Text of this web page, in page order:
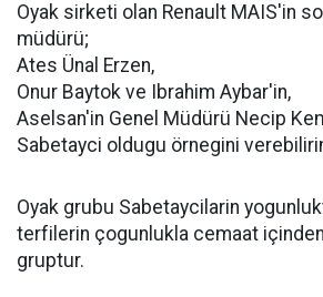
Oyak sirketi olan Renault MAIS'in
müdürü;
Ates Ünal Erzen,
Onur Baytok ve Ibrahim Aybar'in,
Aselsan'in Genel Müdürü Necip
Sabetayci oldugu örnegini
Oyak grubu Sabetaycilarin
terfilerin çogunlukla cemaat
gruptur.